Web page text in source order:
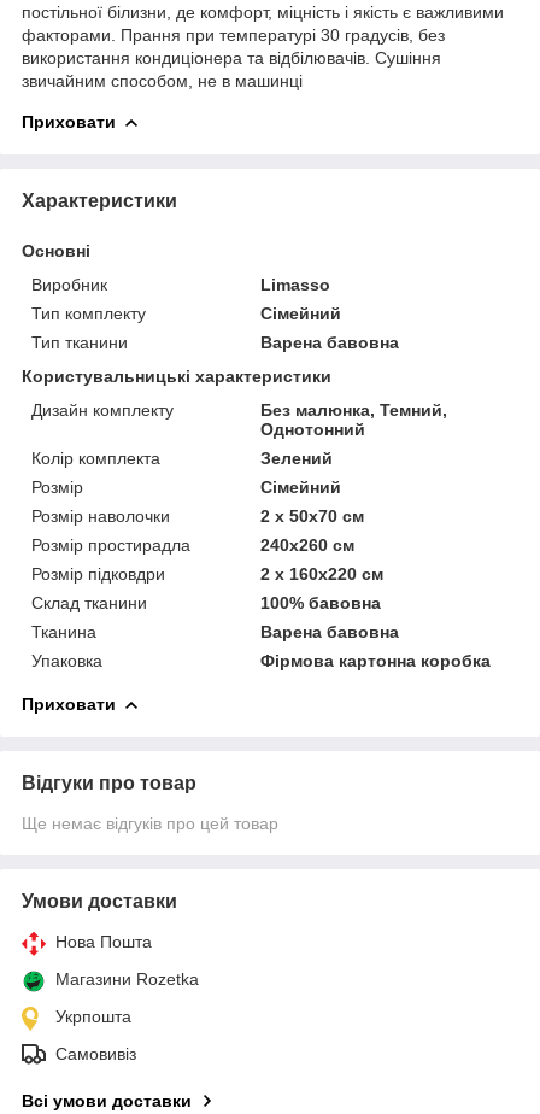
постільної білизни, де комфорт, міцність і якість є важливими
факторами. Прання при температурі 30 градусів, без
використання кондиціонера та відбілювачів. Сушіння
звичайним способом, не в машинці
Приховати
Характеристики
Основні
Виробник
Limasso
Тип комплекту
Сімейний
Тип тканини
Варена бавовна
Користувальницькі характеристики
Дизайн комплекту
Без малюнка, Темний,
Однотонний
Колір комплекта
Зелений
Розмір
Сімейний
Розмір наволочки
2 x 50х70 см
Розмір простирадла
240х260 см
Розмір підковдри
2 x 160х220 см
Склад тканини
100% бавовна
Тканина
Варена бавовна
Упаковка
Фірмова картонна коробка
Приховати
Відгуки про товар
Ще немає відгуків про цей товар
Умови доставки
Нова Пошта
Магазини Rozetka
Укрпошта
Самовивіз
Всі умови доставки